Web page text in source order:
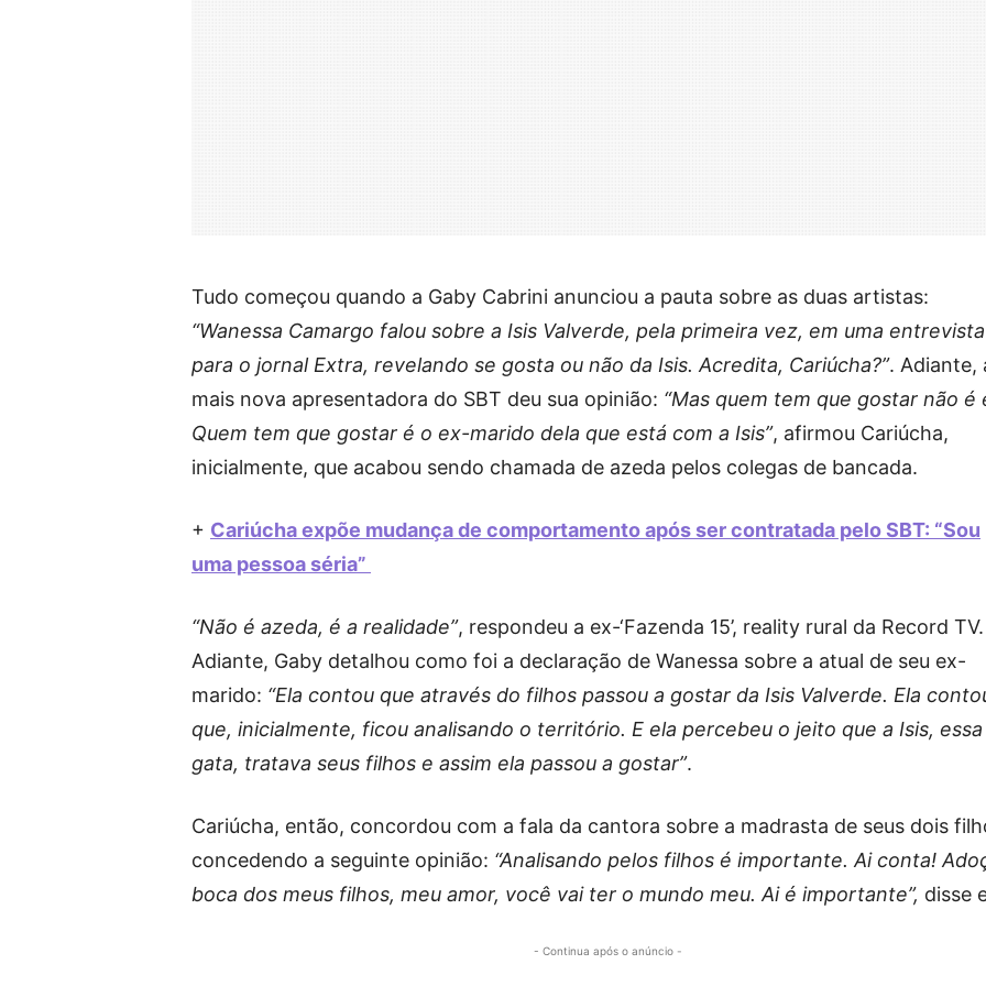
Tudo começou quando a Gaby Cabrini anunciou a pauta sobre as duas artistas:
“Wanessa Camargo falou sobre a Isis Valverde, pela primeira vez, em uma entrevista
para o jornal Extra, revelando se gosta ou não da Isis. Acredita, Cariúcha?”. Adiante,
mais nova apresentadora do SBT deu sua opinião: “Mas quem tem que gostar não é
Quem tem que gostar é o ex-marido dela que está com a Isis”, afirmou Cariúcha,
inicialmente, que acabou sendo chamada de azeda pelos colegas de bancada.
+ Cariúcha expõe mudança de comportamento após ser contratada pelo SBT: “Sou
uma pessoa séria”
“Não é azeda, é a realidade”, respondeu a ex-‘Fazenda 15’, reality rural da Record TV.
Adiante, Gaby detalhou como foi a declaração de Wanessa sobre a atual de seu ex-
marido: “Ela contou que através do filhos passou a gostar da Isis Valverde. Ela
que, inicialmente, ficou analisando o território. E ela percebeu o jeito que a Isis, essa
gata, tratava seus filhos e assim ela passou a gostar”.
Cariúcha, então, concordou com a fala da cantora sobre a madrasta de seus dois
concedendo a seguinte opinião: “Analisando pelos filhos é importante. Ai conta!
boca dos meus filhos, meu amor, você vai ter o mundo meu. Ai é importante”, disse
- Continua após o anúncio -